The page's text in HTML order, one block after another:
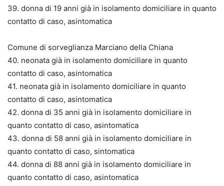
39. donna di 19 anni già in isolamento domiciliare in quanto
contatto di caso, asintomatica
Comune di sorveglianza Marciano della Chiana
40. neonata già in isolamento domiciliare in quanto
contatto di caso, asintomatica
41. neonata già in isolamento domiciliare in quanto
contatto di caso, asintomatica
42. donna di 35 anni già in isolamento domiciliare in
quanto contatto di caso, asintomatica
43. donna di 58 anni già in isolamento domiciliare in
quanto contatto di caso, sintomatica
44. donna di 88 anni già in isolamento domiciliare in
quanto contatto di caso, asintomatica